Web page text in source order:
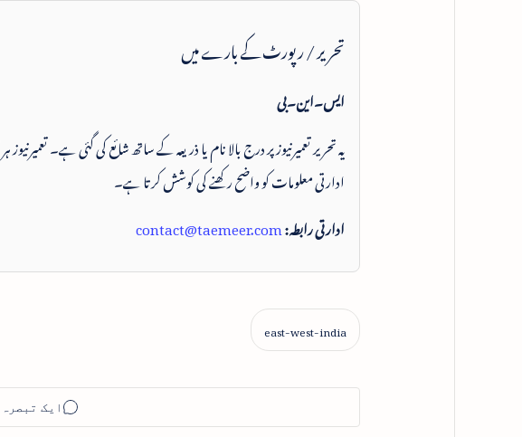
تحریر / رپورٹ کے بارے میں
ایس۔این۔بی
یہ تحریر تعمیرنیوز پر درج بالا نام یا ذریعہ کے ساتھ شائع کی گئی ہے۔
ادارتی معلومات کو واضح رکھنے کی کوشش کرتا ہے۔
ادارتی رابطہ:contact@taemeer.com